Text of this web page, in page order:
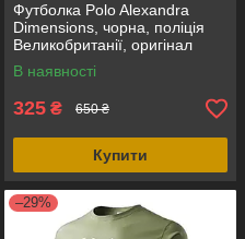
Футболка Polo Alexandra
Dimensions, чорна, поліція
Великобританії, оригінал
В наявності
325 ₴ 650 ₴
Купити
–29%